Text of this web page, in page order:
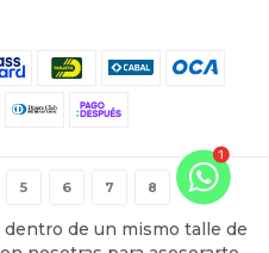
5 6 7 8
de un mismo talle de